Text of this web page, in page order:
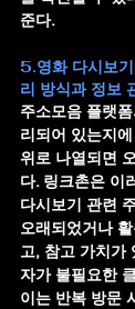
준다.
5.영화 다시보
리 방식과 정보
주소모음 플랫
리되어 있는지
위로 나열되면
다. 링크촌은 이
다시보기 관련
오래되었거나
고, 참고 가치가
자가 불필요한
이는 반복 방문